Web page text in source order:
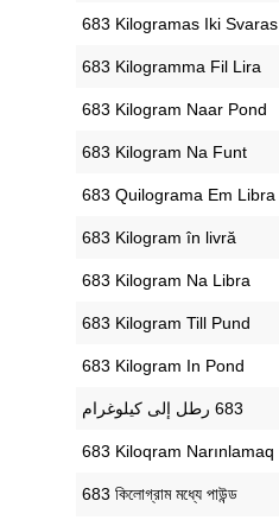
‎683 Kilogramas Iki Svaras
‎683 Kilogramma Fil Lira
‎683 Kilogram Naar Pond
‎683 Kilogram Na Funt
‎683 Quilograma Em Libra
‎683 Kilogram în livră
‎683 Kilogram Na Libra
‎683 Kilogram Till Pund
‎683 Kilogram In Pond
‎683 Kiloqram Narınlamaq
‎683 কিলোগ্রাম মধ্যে পাউন্ড